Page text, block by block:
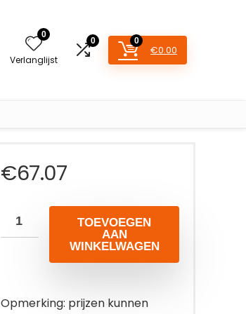
0
Verlanglijst
0 0
€0.00
€67.07
TOEVOEGEN
AAN
WINKELWAGEN
Opmerking: prijzen kunnen